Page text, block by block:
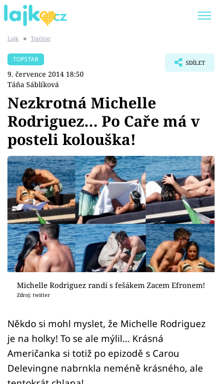
SHOPAHOLICADEL
Témata
Showbyznys
Youtubeři
Virály
Sex a vztahy
Videa
Sledujte prima+
Přihlášení
Sledujte nás
Lajk ■ TopStar
TOPSTAR
9. července 2014 18:50
Táňa Sáblíková
SDÍLET
Nezkrotná Michelle
Rodriguez… Po Caře má v
posteli kolouška!
Michelle Rodriguez randí s fešákem Zacem Efronem!
Zdroj: twitter
Někdo si mohl myslet, že Michelle Rodriguez
je na holky! To se ale mýlil… Krásná
Američanka si totiž po epizodě s Carou
Delevingne nabrnkla neméně krásného, ale